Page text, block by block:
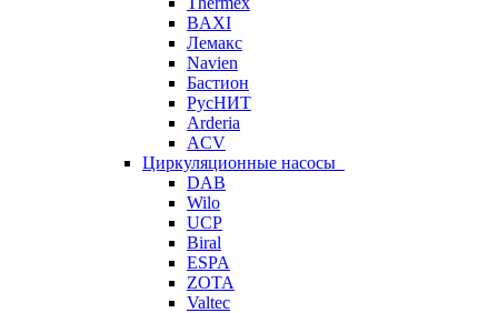
BAXI
Лемакс
Navien
Бастион
РусНИТ
Arderia
ACV
Циркуляционные насосы
DAB
Wilo
UCP
Biral
ESPA
ZOTA
Valtec